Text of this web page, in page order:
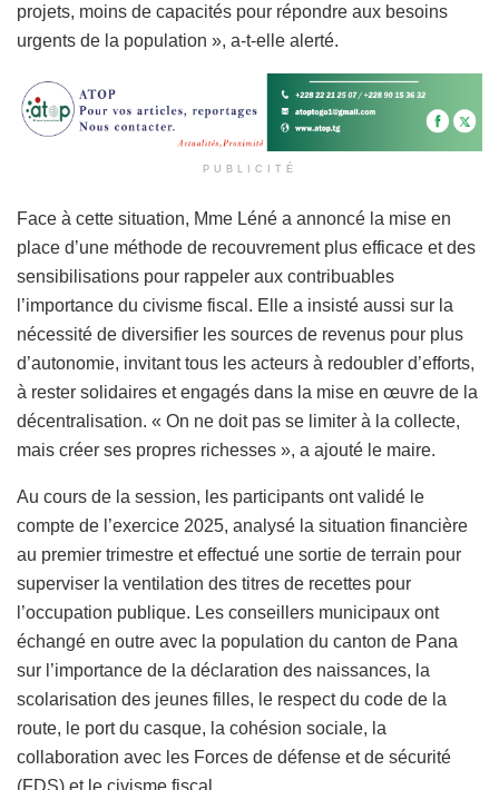
projets, moins de capacités pour répondre aux besoins
urgents de la population », a-t-elle alerté.
PUBLICITÉ
Face à cette situation, Mme Léné a annoncé la mise en
place d’une méthode de recouvrement plus efficace et des
sensibilisations pour rappeler aux contribuables
l’importance du civisme fiscal. Elle a insisté aussi sur la
nécessité de diversifier les sources de revenus pour plus
d’autonomie, invitant tous les acteurs à redoubler d’efforts,
à rester solidaires et engagés dans la mise en œuvre de la
décentralisation. « On ne doit pas se limiter à la collecte,
mais créer ses propres richesses », a ajouté le maire.
Au cours de la session, les participants ont validé le
compte de l’exercice 2025, analysé la situation financière
au premier trimestre et effectué une sortie de terrain pour
superviser la ventilation des titres de recettes pour
l’occupation publique. Les conseillers municipaux ont
échangé en outre avec la population du canton de Pana
sur l’importance de la déclaration des naissances, la
scolarisation des jeunes filles, le respect du code de la
route, le port du casque, la cohésion sociale, la
collaboration avec les Forces de défense et de sécurité